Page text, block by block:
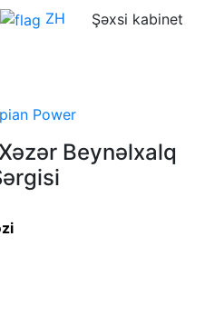
ZH Şəxsi kabinet
Beynəlxalq